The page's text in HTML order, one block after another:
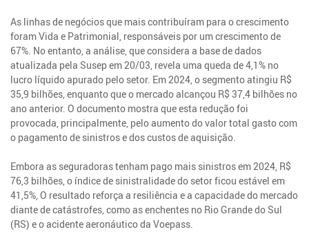
As linhas de negócios que mais contribuíram para o crescimento
foram Vida e Patrimonial, responsáveis por um crescimento de
67%. No entanto, a análise, que considera a base de dados
atualizada pela Susep em 20/03, revela uma queda de 4,1% no
lucro líquido apurado pelo setor. Em 2024, o segmento atingiu R$
35,9 bilhões, enquanto que o mercado alcançou R$ 37,4 bilhões no
ano anterior. O documento mostra que esta redução foi
provocada, principalmente, pelo aumento do valor total gasto com
o pagamento de sinistros e dos custos de aquisição.
Embora as seguradoras tenham pago mais sinistros em 2024, R$
76,3 bilhões, o índice de sinistralidade do setor ficou estável em
41,5%, O resultado reforça a resiliência e a capacidade do mercado
diante de catástrofes, como as enchentes no Rio Grande do Sul
(RS) e o acidente aeronáutico da Voepass.